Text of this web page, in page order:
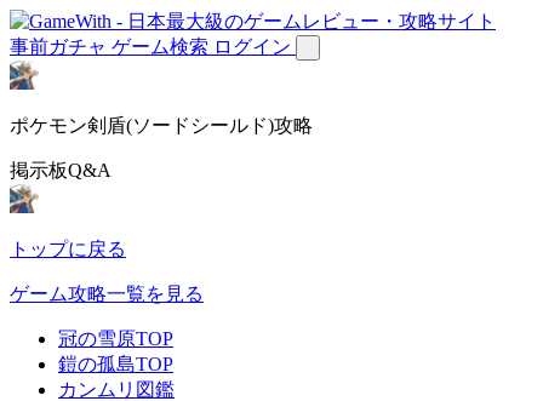
事前ガチャ ゲーム検索 ログイン
ポケモン剣盾(ソードシールド)攻略
掲示板Q&A
トップに戻る
ゲーム攻略一覧を見る
冠の雪原TOP
鎧の孤島TOP
カンムリ図鑑